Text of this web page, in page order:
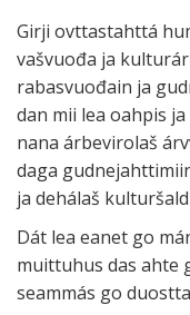
Girji ovt­tas­tahttá
vaš­vuođa ja
rabas­vuo­đain ja
dan mii lea oah­pis
nana árbe­viro­laš
daga
ja dehá­laš
Dát lea eanet go
muittu­hus das ahte
seam­más go